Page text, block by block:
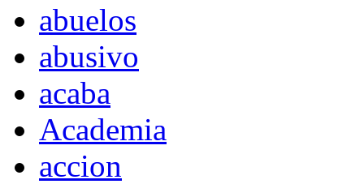
abuelos
abusivo
acaba
Academia
accion